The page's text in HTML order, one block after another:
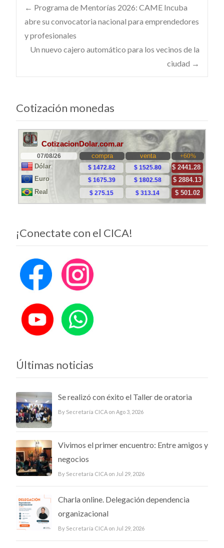
Navegación
de
entradas
← Programa de Mentorías 2026: CAME Incuba
abre su convocatoria nacional para emprendedores
y profesionales
Un nuevo cajero automático para los vecinos de la
ciudad →
Cotización monedas
¡Conectate con el CICA!
Últimas noticias
Se realizó con éxito el Taller de oratoria
By Secretaría CICA on Ago 3, 2026
Vivimos el primer encuentro: Entre amigos y
negocios
By Secretaría CICA on Jul 29, 2026
Charla online. Delegación dependencia
organizacional
By Secretaría CICA on Jul 29, 2026